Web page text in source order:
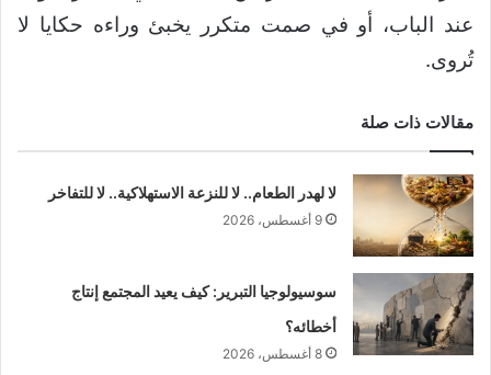
عند الباب، أو في صمت متكرر يخبئ وراءه حكايا لا
تُروى.
مقالات ذات صلة
لا لهدر الطعام.. لا للنزعة الاستهلاكية.. لا للتفاخر
9 أغسطس، 2026
سوسيولوجيا التبرير: كيف يعيد المجتمع إنتاج
أخطائه؟
8 أغسطس، 2026